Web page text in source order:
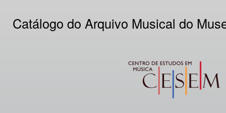
Catálogo do Arquivo Musical do
CESEM